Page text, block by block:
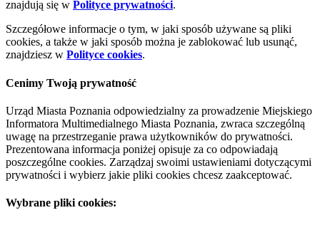
znajdują się w Polityce prywatności.
Szczegółowe informacje o tym, w jaki sposób używane są pliki
cookies, a także w jaki sposób można je zablokować lub usunąć,
znajdziesz w Polityce cookies.
Cenimy Twoją prywatność
Urząd Miasta Poznania odpowiedzialny za prowadzenie Miejskiego
Informatora Multimedialnego Miasta Poznania, zwraca szczególną
uwagę na przestrzeganie prawa użytkowników do prywatności.
Prezentowana informacja poniżej opisuje za co odpowiadają
poszczególne cookies. Zarządzaj swoimi ustawieniami dotyczącymi
prywatności i wybierz jakie pliki cookies chcesz zaakceptować.
Wybrane pliki cookies: